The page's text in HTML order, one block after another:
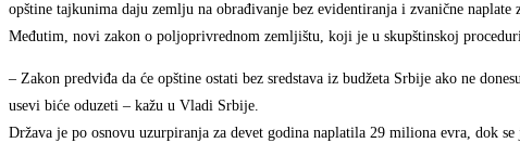
opštine tajkunima daju zemlju na obrađivanje bez evidentiranja i zvanične naplate
Međutim, novi zakon o poljoprivrednom zemljištu, koji je u skupštinskoj
– Zakon predviđa da će opštine ostati bez sredstava iz budžeta Srbije ako ne
usevi biće oduzeti – kažu u Vladi Srbije.
Država je po osnovu uzurpiranja za devet godina naplatila 29 miliona evra, dok